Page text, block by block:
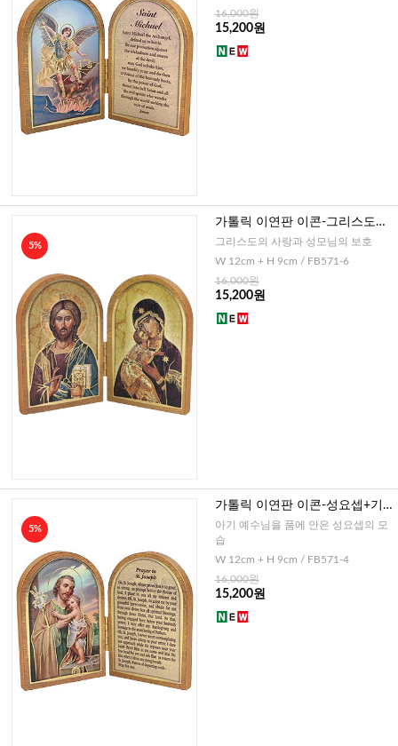
16,000원
15,200원
5%
가톨릭 이연판 이콘-그리스도
+영원한 도움의 성모(이태리)
그리스도의 사랑과 성모님의 보호
W 12cm + H 9cm / FB571-6
16,000원
15,200원
5%
가톨릭 이연판 이콘-성요셉+기
도문(이태리)
아기 예수님을 품에 안은 성요셉의 모
습
W 12cm + H 9cm / FB571-4
16,000원
15,200원